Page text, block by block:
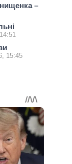
–
15:45